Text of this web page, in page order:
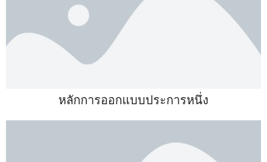
หลักการออกแบบประการหนึ่ง